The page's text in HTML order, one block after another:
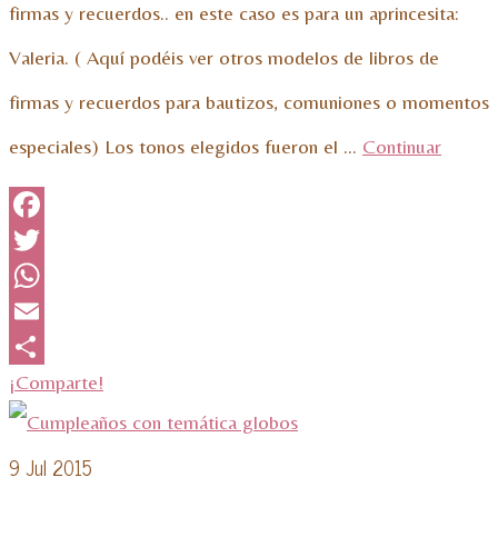
firmas y recuerdos.. en este caso es para un aprincesita:
Valeria. ( Aquí podéis ver otros modelos de libros de
firmas y recuerdos para bautizos, comuniones o momentos
especiales) Los tonos elegidos fueron el … Continuar
Facebook
Twitter
WhatsApp
Email
¡Comparte!
9 Jul 2015